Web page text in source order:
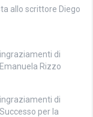
allo scrittore Diego
di
Emanuela Rizzo
di
Successo per la